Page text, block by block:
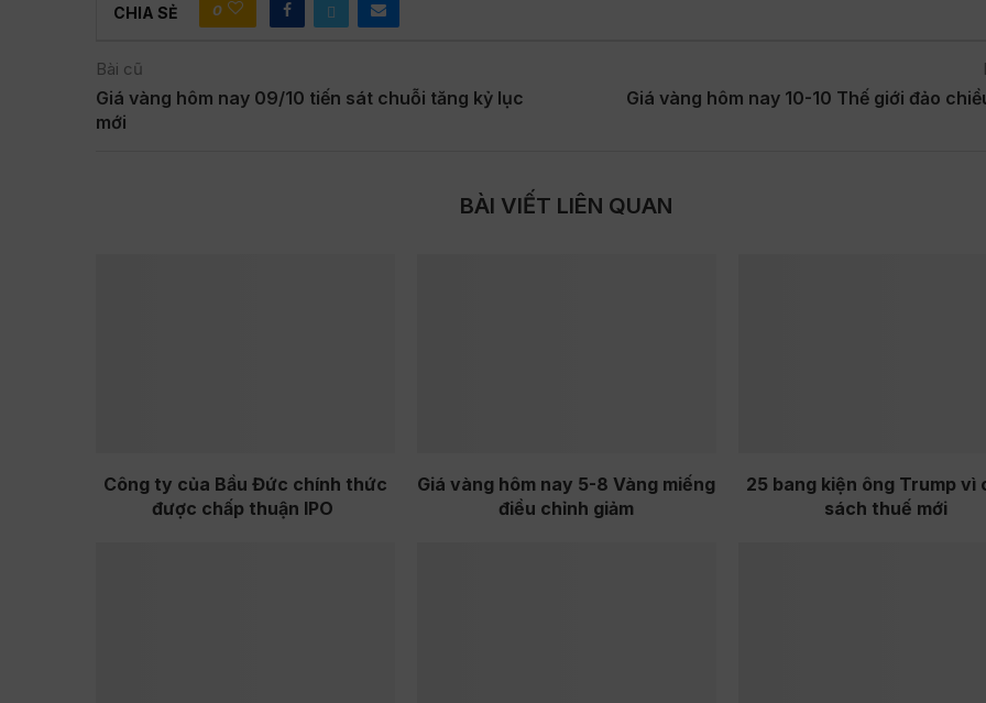
CHIA SẺ 0
Bài cũ
Giá vàng hôm nay 09/10 tiến sát chuỗi tăng kỷ lục
mới
Giá vàng hôm nay 10-10 Thế giới đảo
BÀI VIẾT LIÊN QUAN
Công ty của Bầu Đức chính thức
được chấp thuận IPO
Giá vàng hôm nay 5-8 Vàng miếng
điều chỉnh giảm
25 bang kiện ông Trump vì
sách thuế mới